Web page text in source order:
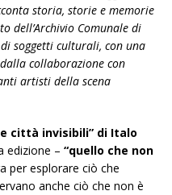
storia, storie e memorie
dell’Archivio Comunale di
soggetti culturali, con una
collaborazione con
artisti della scena
città invisibili” di Italo
edizione – “quello che non
per esplorare ciò che
anche ciò che non è